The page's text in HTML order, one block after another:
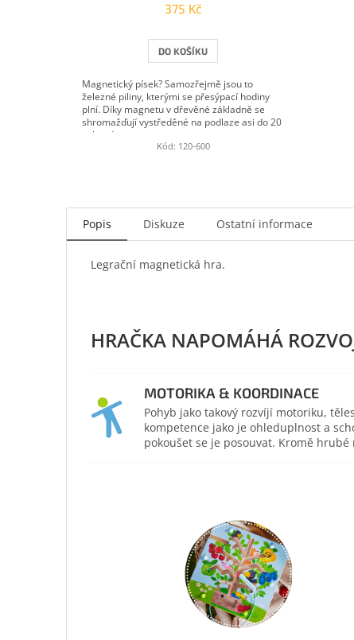
375 Kč
DO KOŠÍKU
Magnetický písek? Samozřejmě jsou to
železné piliny, kterými se přesýpací hodiny
plní. Díky magnetu v dřevěné základně se
shromažďují vystředěné na podlaze asi do 20
sekund....
Kód: 120-600
Popis Diskuze Ostatní informace
Legrační magnetická hra.
MOTORIKA & KOORDINACE
Pohyb jako takový rozvíjí motoriku,
kompetence jako je ohleduplnost a
pokoušet se je posouvat. Kromě